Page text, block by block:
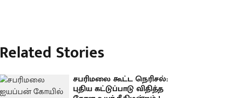
Related Stories
சபரிமலை கூட்ட நெரிசல்:
புதிய கட்டுப்பாடு விதித்த